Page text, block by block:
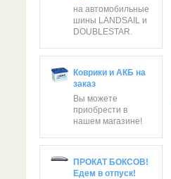
на автомобильные
шины LANDSAIL и
DOUBLESTAR.
Коврики и АКБ на
заказ
Вы можете
приобрести в
нашем магазине!
ПРОКАТ БОКСОВ!
Едем в отпуск!